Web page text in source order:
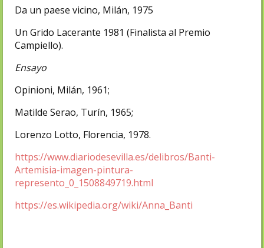
Da un paese vicino, Milán, 1975
Un Grido Lacerante 1981 (Finalista al Premio
Campiello).
Ensayo
Opinioni, Milán, 1961;
Matilde Serao, Turín, 1965;
Lorenzo Lotto, Florencia, 1978.
https://www.diariodesevilla.es/delibros/Banti-
Artemisia-imagen-pintura-
represento_0_1508849719.html
https://es.wikipedia.org/wiki/Anna_Banti